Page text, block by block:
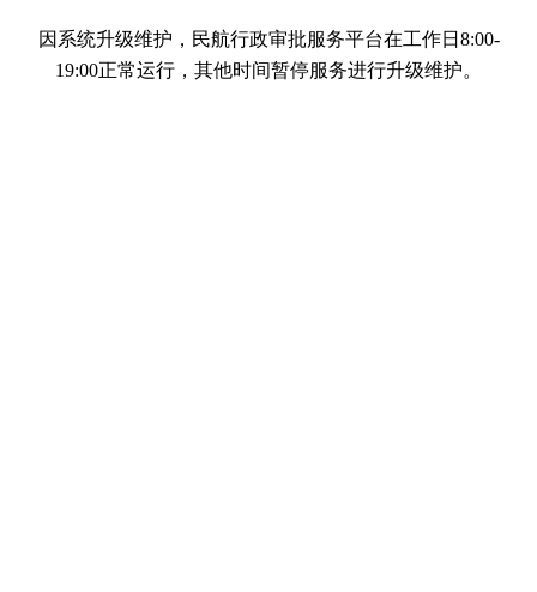
因系统升级维护，民航行政审批服务平台在工作日8:00-
19:00正常运行，其他时间暂停服务进行升级维护。